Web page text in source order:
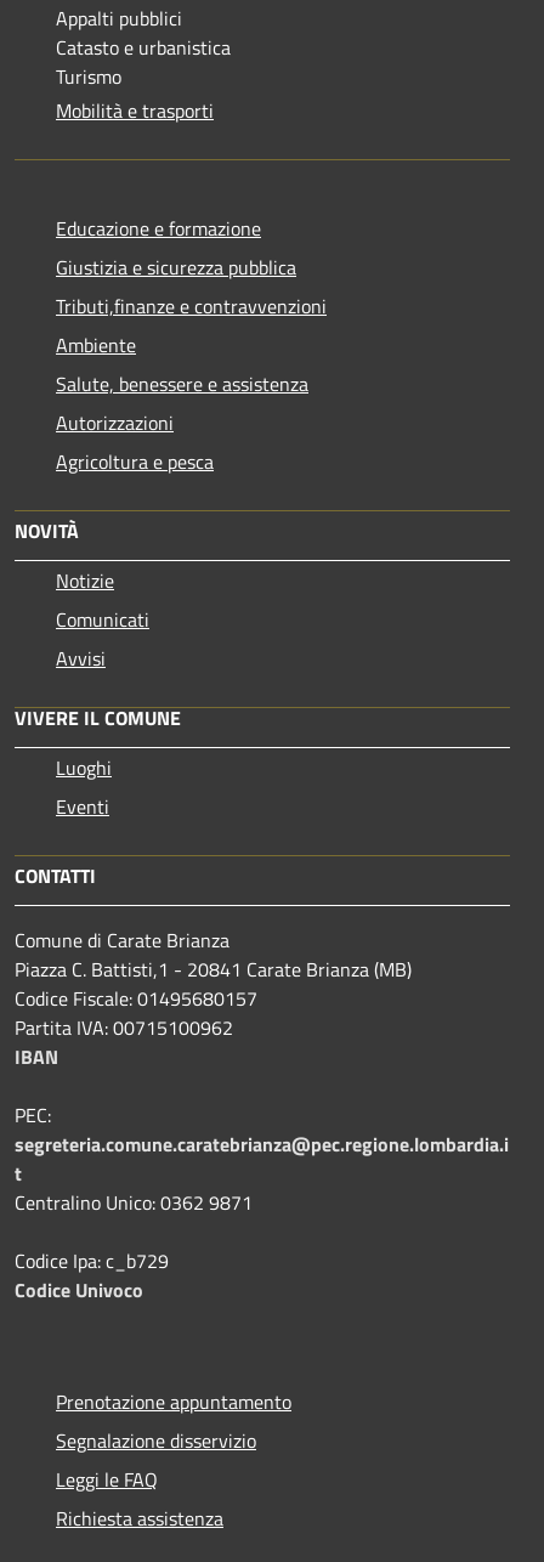
Appalti pubblici
Catasto e urbanistica
Turismo
Mobilità e trasporti
Educazione e formazione
Giustizia e sicurezza pubblica
Tributi,finanze e contravvenzioni
Ambiente
Salute, benessere e assistenza
Autorizzazioni
Agricoltura e pesca
NOVITÀ
Notizie
Comunicati
Avvisi
VIVERE IL COMUNE
Luoghi
Eventi
CONTATTI
Comune di Carate Brianza
Piazza C. Battisti,1 - 20841 Carate Brianza (MB)
Codice Fiscale: 01495680157
Partita IVA: 00715100962
IBAN
PEC:
segreteria.comune.caratebrianza@pec.regione.lombardia.i
t
Centralino Unico: 0362 9871
Codice Ipa: c_b729
Codice Univoco
Prenotazione appuntamento
Segnalazione disservizio
Leggi le FAQ
Richiesta assistenza